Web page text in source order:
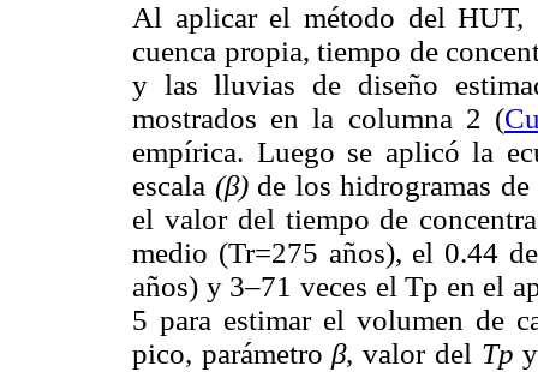
Al aplicar el método del HUT,
cuenca propia, tiempo de
y las lluvias de diseño
mostrados en la columna 2 (
empírica. Luego se aplicó la
escala (β) de los hidrogramas
el valor del tiempo de
medio (Tr=275 años), el 0.44
años) y 3–71 veces el Tp en el
5 para estimar el volumen de
pico, parámetroβ, valor del Tp